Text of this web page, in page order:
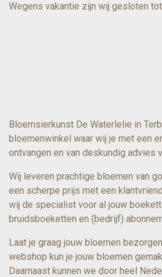
Wegens vakantie zijn wij gesloten
Bloemsierkunst De Waterlelie in
bloemenwinkel waar wij je met een
ontvangen en van deskundig advies
Wij leveren prachtige bloemen van
een scherpe prijs met een
wij de specialist voor al jouw
bruidsboeketten en (bedrijf)
Laat je graag jouw bloemen
webshop kun je jouw bloemen
Daarnaast kunnen we door heel